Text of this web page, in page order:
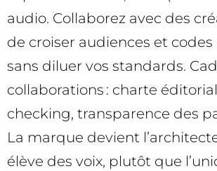
audio. Collaborez avec des
de croiser audiences et codes
sans diluer vos standards.
collaborations : charte
checking, transparence des
La marque devient
élève des voix, plutôt que